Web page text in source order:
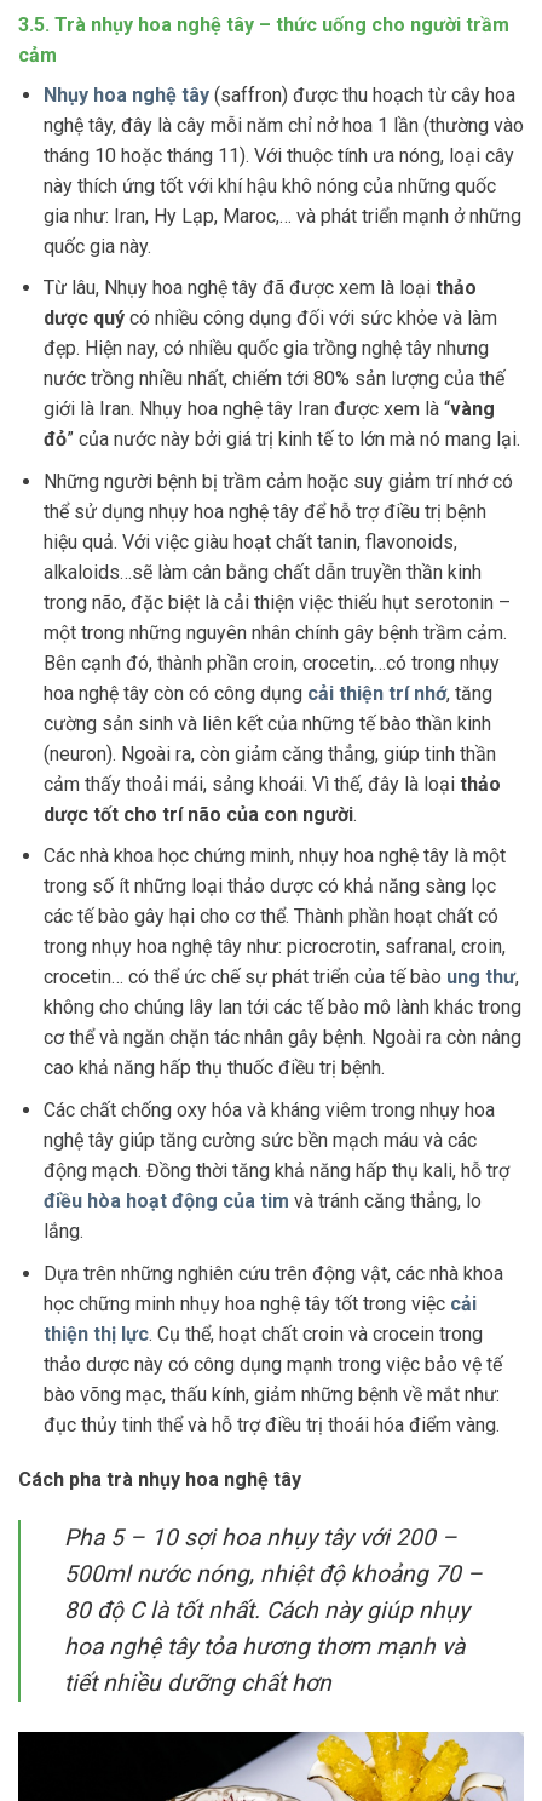
3.5. Trà nhụy hoa nghệ tây – thức uống cho người trầm
cảm
Nhụy hoa nghệ tây(saffron) được thu hoạch từ cây hoa
nghệ tây, đây là cây mỗi năm chỉ nở hoa 1 lần (thường vào
tháng 10 hoặc tháng 11). Với thuộc tính ưa nóng, loại cây
này thích ứng tốt với khí hậu khô nóng của những quốc
gia như: Iran, Hy Lạp, Maroc,… và phát triển mạnh ở những
quốc gia này.
Từ lâu, Nhụy hoa nghệ tây đã được xem là loại thảo
dược quýcó nhiều công dụng đối với sức khỏe và làm
đẹp. Hiện nay, có nhiều quốc gia trồng nghệ tây nhưng
nước trồng nhiều nhất, chiếm tới 80% sản lượng của thế
giới là Iran. Nhụy hoa nghệ tây Iran được xem là “vàng
đỏ” của nước này bởi giá trị kinh tế to lớn mà nó mang lại.
Những người bệnh bị trầm cảm hoặc suy giảm trí nhớ có
thể sử dụng nhụy hoa nghệ tây để hỗ trợ điều trị bệnh
hiệu quả. Với việc giàu hoạt chất tanin, flavonoids,
alkaloids…sẽ làm cân bằng chất dẫn truyền thần kinh
trong não, đặc biệt là cải thiện việc thiếu hụt serotonin –
một trong những nguyên nhân chính gây bệnh trầm cảm.
Bên cạnh đó, thành phần croin, crocetin,…có trong nhụy
hoa nghệ tây còn có công dụng cải thiện trí nhớ, tăng
cường sản sinh và liên kết của những tế bào thần kinh
(neuron). Ngoài ra, còn giảm căng thẳng, giúp tinh thần
cảm thấy thoải mái, sảng khoái. Vì thế, đây là loại thảo
dược tốt cho trí não của con người.
Các nhà khoa học chứng minh, nhụy hoa nghệ tây là một
trong số ít những loại thảo dược có khả năng sàng lọc
các tế bào gây hại cho cơ thể. Thành phần hoạt chất có
trong nhụy hoa nghệ tây như: picrocrotin, safranal, croin,
crocetin… có thể ức chế sự phát triển của tế bào ung thư,
không cho chúng lây lan tới các tế bào mô lành khác trong
cơ thể và ngăn chặn tác nhân gây bệnh. Ngoài ra còn nâng
cao khả năng hấp thụ thuốc điều trị bệnh.
Các chất chống oxy hóa và kháng viêm trong nhụy hoa
nghệ tây giúp tăng cường sức bền mạch máu và các
động mạch. Đồng thời tăng khả năng hấp thụ kali, hỗ trợ
điều hòa hoạt động của tim và tránh căng thẳng, lo
lắng.
Dựa trên những nghiên cứu trên động vật, các nhà khoa
học chững minh nhụy hoa nghệ tây tốt trong việc cải
thiện thị lực. Cụ thể, hoạt chất croin và crocein trong
thảo dược này có công dụng mạnh trong việc bảo vệ tế
bào võng mạc, thấu kính, giảm những bệnh về mắt như:
đục thủy tinh thể và hỗ trợ điều trị thoái hóa điểm vàng.
Cách pha trà nhụy hoa nghệ tây
Pha 5 – 10 sợi hoa nhụy tây với 200 –
500ml nước nóng, nhiệt độ khoảng 70 –
80 độ C là tốt nhất. Cách này giúp nhụy
hoa nghệ tây tỏa hương thơm mạnh và
tiết nhiều dưỡng chất hơn